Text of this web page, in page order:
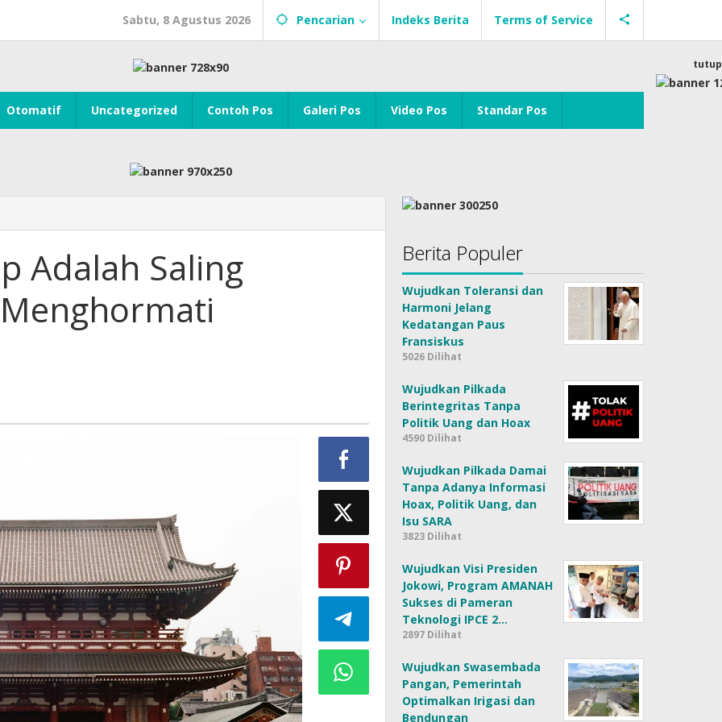
Sabtu, 8 Agustus 2026 Pencarian Indeks Berita Terms of Service
Otomatif Uncategorized Contoh Pos Galeri Pos Video Pos Standar Pos
tutup
Adalah Saling
Berita Populer
Wujudkan Toleransi dan
Harmoni Jelang
Kedatangan Paus
Fransiskus
5026 Dilihat
Wujudkan Pilkada
Berintegritas Tanpa
Politik Uang dan Hoax
4590 Dilihat
Wujudkan Pilkada Damai
Tanpa Adanya Informasi
Hoax, Politik Uang, dan
Isu SARA
3823 Dilihat
Wujudkan Visi Presiden
Jokowi, Program AMANAH
Sukses di Pameran
Teknologi IPCE 2…
2897 Dilihat
Wujudkan Swasembada
Pangan, Pemerintah
Optimalkan Irigasi dan
Bendungan